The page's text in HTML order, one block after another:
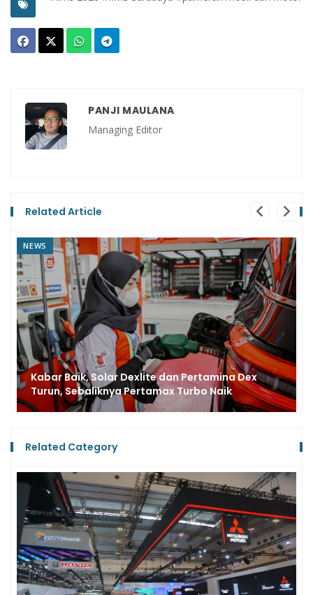
PANJI MAULANA
Managing Editor
Related Article
NEWS
Kabar Baik, Solar Dexlite dan Pertamina Dex
Turun, Sebaliknya Pertamax Turbo Naik
Related Category